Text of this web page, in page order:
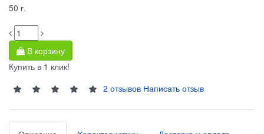
50 г.
В корзину
Купить в 1 клик!
2 отзывов Написать отзыв